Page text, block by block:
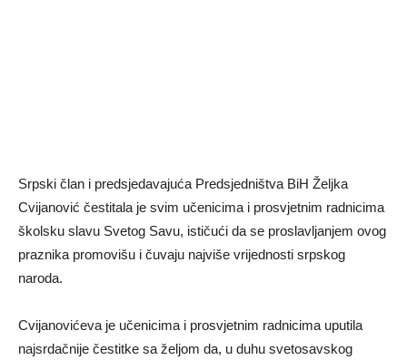
Srpski član i predsjedavajuća Predsjedništva BiH Željka
Cvijanović čestitala je svim učenicima i prosvjetnim radnicima
školsku slavu Svetog Savu, ističući da se proslavljanjem ovog
praznika promovišu i čuvaju najviše vrijednosti srpskog
naroda.
Cvijanovićeva je učenicima i prosvjetnim radnicima uputila
najsrdačnije čestitke sa željom da, u duhu svetosavskog